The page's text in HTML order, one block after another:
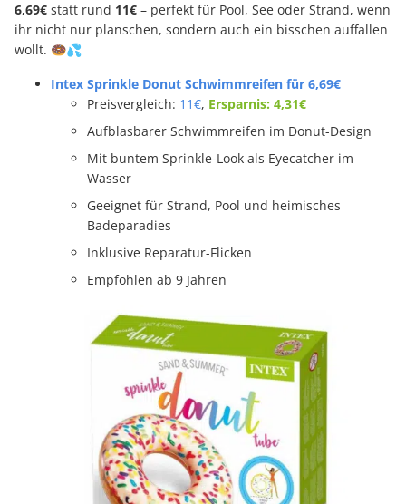
6,69€ statt rund 11€ – perfekt für Pool, See oder Strand, wenn
ihr nicht nur planschen, sondern auch ein bisschen auffallen
wollt. 🍩💦
Intex Sprinkle Donut Schwimmreifen für 6,69€
Preisvergleich: 11€, Ersparnis: 4,31€
Aufblasbarer Schwimmreifen im Donut-Design
Mit buntem Sprinkle-Look als Eyecatcher im
Wasser
Geeignet für Strand, Pool und heimisches
Badeparadies
Inklusive Reparatur-Flicken
Empfohlen ab 9 Jahren